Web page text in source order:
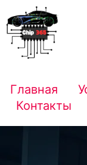
Главная
Контакты